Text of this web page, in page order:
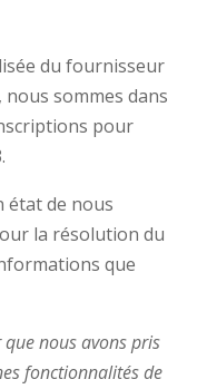
du fournisseur
sommes dans
pour
état de nous
la résolution du
que
nous avons pris
fonctionnalités de